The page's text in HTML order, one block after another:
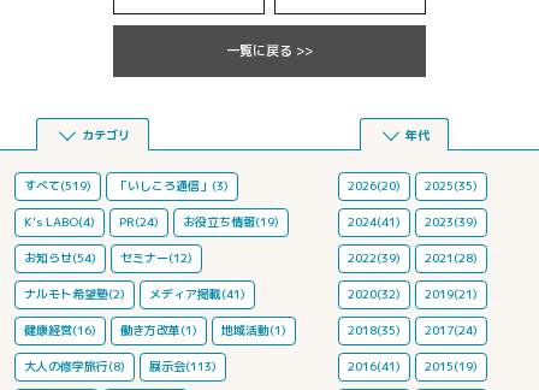
一覧に戻る >>
カテゴリ
すべて(519) 「いしころ通信」(3)
K's LABO(4) PR(24) お役立ち情報(19)
お知らせ(54) セミナー(12)
ナルモト希望塾(2) メディア掲載(41)
健康経営(16) 働き方改革(1) 地域活動(1)
大人の修学旅行(8) 展示会(113)
年代
2026(20) 2025(35)
2024(41) 2023(39)
2022(39) 2021(28)
2020(32) 2019(21)
2018(35) 2017(24)
2016(41) 2015(19)